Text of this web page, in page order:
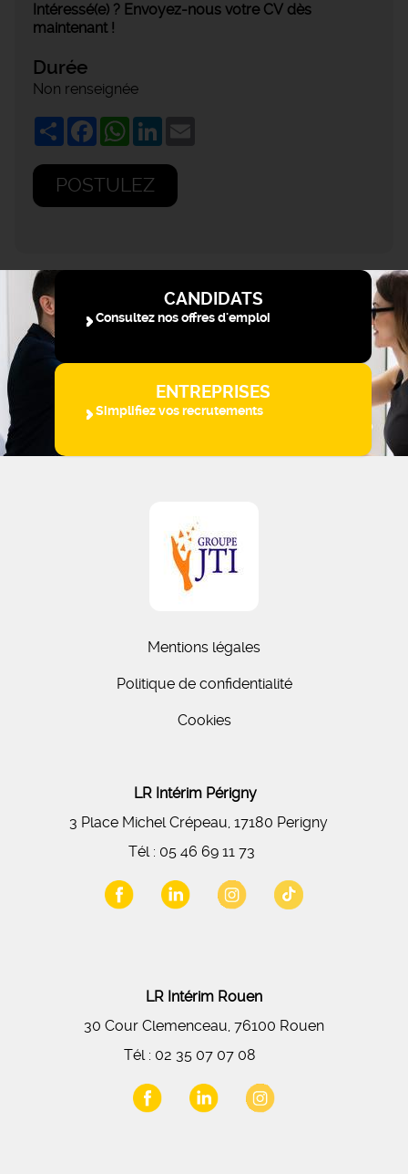
Intéressé(e) ? Envoyez-nous votre CV dès
maintenant !
Durée
Non renseignée
ShareFacebookWhatsApp
LinkedIn
POSTULEZ
CANDIDATS
Consultez nos offres d'emploi
ENTREPRISES
Simplifiez vos recrutements
Mentions légales
Politique de confidentialité
Cookies
LR Intérim Périgny
3 Place Michel Crépeau, 17180 Perigny
Tél : 05 46 69 11 73
LR Intérim Rouen
30 Cour Clemenceau, 76100 Rouen
Tél : 02 35 07 07 08